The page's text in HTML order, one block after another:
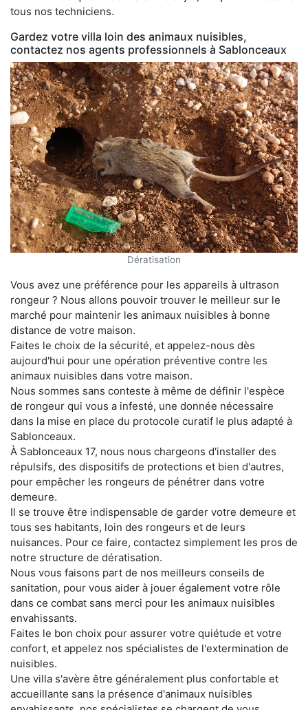
tous nos techniciens.
Gardez votre villa loin des animaux nuisibles,
contactez nos agents professionnels à Sablonceaux
Dératisation
Vous avez une préférence pour les appareils à ultrason
rongeur ? Nous allons pouvoir trouver le meilleur sur le
marché pour maintenir les animaux nuisibles à bonne
distance de votre maison.
Faites le choix de la sécurité, et appelez-nous dès
aujourd'hui pour une opération préventive contre les
animaux nuisibles dans votre maison.
Nous sommes sans conteste à même de définir l'espèce
de rongeur qui vous a infesté, une donnée nécessaire
dans la mise en place du protocole curatif le plus adapté à
Sablonceaux.
À Sablonceaux 17, nous nous chargeons d'installer des
répulsifs, des dispositifs de protections et bien d'autres,
pour empêcher les rongeurs de pénétrer dans votre
demeure.
Il se trouve être indispensable de garder votre demeure et
tous ses habitants, loin des rongeurs et de leurs
nuisances. Pour ce faire, contactez simplement les pros de
notre structure de dératisation.
Nous vous faisons part de nos meilleurs conseils de
sanitation, pour vous aider à jouer également votre rôle
dans ce combat sans merci pour les animaux nuisibles
envahissants.
Faites le bon choix pour assurer votre quiétude et votre
confort, et appelez nos spécialistes de l'extermination de
nuisibles.
Une villa s'avère être généralement plus confortable et
accueillante sans la présence d'animaux nuisibles